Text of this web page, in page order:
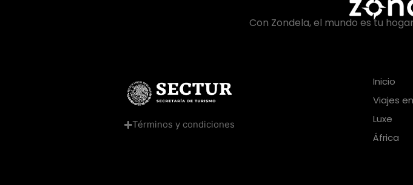
Con Zondela, el mundo es tu
Términos y condiciones
Inicio
Viajes
Luxe
África